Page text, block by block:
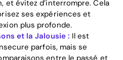
et évitez d’interrompre. Cela
ses expériences et
plus profonde.
et la Jalousie : Il est
parfois, mais se
entre le passé et